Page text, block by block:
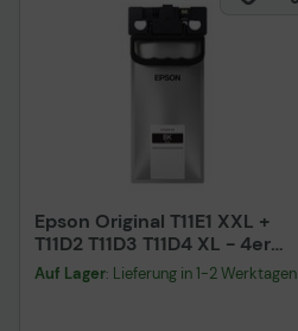
Epson Original T11E1 XXL +
T11D2 T11D3 T11D4 XL - 4er
Multipack cyan, magenta,
gelb, schwarz
Auf Lager: Lieferung in 1-2 Werktagen